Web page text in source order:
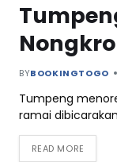
View
BYBOOKINGTOGO
Tumpeng
ramai
READ MORE